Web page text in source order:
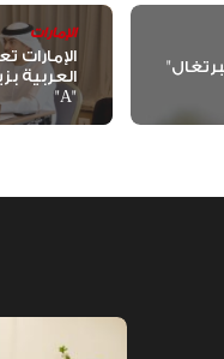
الإمارات
الإمارات
العربية
"A"
"الإمارات للدراجات" يتوج بلقب طواف البرتغال